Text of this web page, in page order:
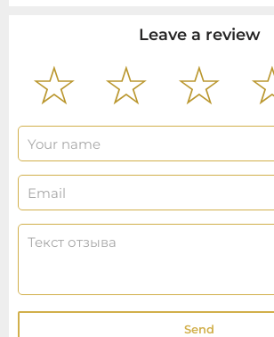
Leave a review
Send